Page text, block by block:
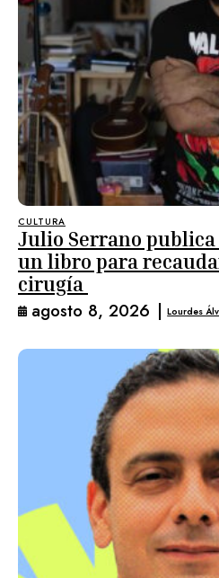
CULTURA
Julio Serrano
un libro para
cirugía
agosto 8, 2026 | Lourdes